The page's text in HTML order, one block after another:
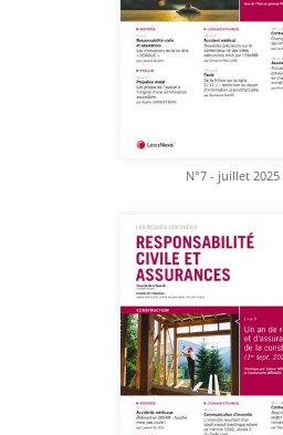
N°7 - juillet 2025